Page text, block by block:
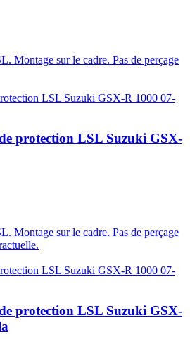
Montage sur le cadre. Pas de perçage
protection LSL Suzuki GSX-
Montage sur le cadre. Pas de perçage
protection LSL Suzuki GSX-